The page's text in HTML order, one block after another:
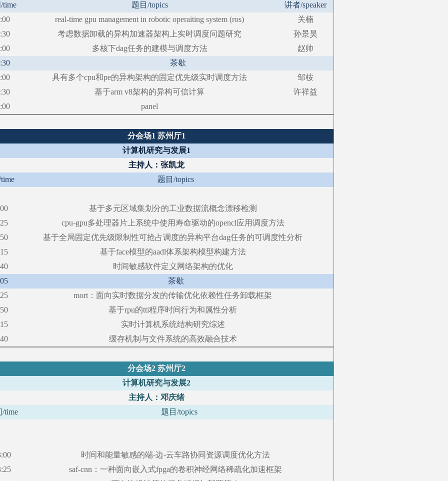
/time 题目 /topics 讲者/speaker
real-time gpu management in robotic operaiting system (ros)
关楠
考虑数据卸载的异构加速器架构上实时调度问题研究
孙景昊
多核下dag任务的建模与调度方法
赵帅
茶歇
具有多个cpu和pe的异构架构的固定优先级实时调度方法
邹桉
基于arm v8架构的异构可信计算
许祥益
panel
分会场1 苏州厅1
计算机研究与发展1
主持人：张凯龙
题目 /topics
基于多元区域集划分的工业数据流概念漂移检测
cpu-gpu多处理器片上系统中使用寿命驱动的opencl应用调度方法
基于全局固定优先级限制性可抢占调度的异构平台dag任务的可调度性分析
基于face模型的aadl体系架构模型构建方法
时间敏感软件定义网络架构的优化
茶歇
mort：面向实时数据分发的传输优化依赖性任务卸载框架
基于rpu的tti程序时间行为和属性分析
实时计算机系统结构研究综述
缓存机制与文件系统的高效融合技术
分会场2 苏州厅2
计算机研究与发展2
主持人：邓庆绪
/time 题目 /topics
时间和能量敏感的端-边-云车路协同资源调度优化方法
saf-cnn：一种面向嵌入式fpga的卷积神经网络稀疏化加速框架